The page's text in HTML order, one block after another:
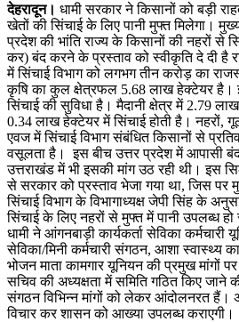
देहरादून। धामी सरकार ने किसानों को बड़ी
खेतों की सिंचाई के लिए पानी मुफ्त मिलेगा।
प्रदेश की भांति राज्य के किसानों की नहरों से
कर) बंद करने के प्रस्ताव को स्वीकृति दे दी है
में सिंचाई विभाग को लगभग तीन करोड़ का
कृषि का कुल क्षेत्रफल 5.68 लाख हेक्टेयर है।
सिंचाई की सुविधा है। मैदानी क्षेत्र में 2.79
0.34 लाख हेक्टेयर में सिंचाई होती है। नहरों,
एवज में सिंचाई विभाग संबंधित किसानों से
वसूलता है। इस बीच उत्तर प्रदेश में आपासी
उत्तराखंड में भी इसकी मांग उठ रही थी। इस
से सरकार को प्रस्ताव भेजा गया था, जिस पर
सिंचाई विभाग के विभागाध्यक्ष जेपी सिंह के
सिंचाई के लिए नहरों से मुफ्त में पानी उपलब्ध
धामी ने आंगनबाड़ी कार्यकर्ता सेविका कर्मचारी
सेविका/मिनी कर्मचारी संगठन, आशा स्वास्थ्य
भोजन माता कामगार यूनियन की प्रमुख मांगों
सचिव की अध्यक्षता में समिति गठित किए जाने
संगठन विभिन्न मांगों को लेकर आंदोलनरत हैं।
विचार कर शासन को आख्या उपलब्ध कराएगी।